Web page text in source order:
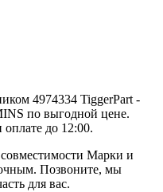
4974334 TiggerPart -
по выгодной цене.
оплате до 12:00.
Марки и
Позвоните, мы
для вас.